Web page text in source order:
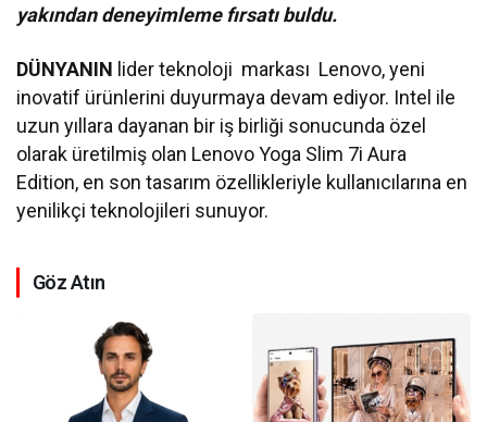
yakından deneyimleme fırsatı buldu.
DÜNYANIN lider teknoloji markası Lenovo, yeni
inovatif ürünlerini duyurmaya devam ediyor. Intel ile
uzun yıllara dayanan bir iş birliği sonucunda özel
olarak üretilmiş olan Lenovo Yoga Slim 7i Aura
Edition, en son tasarım özellikleriyle kullanıcılarına en
yenilikçi teknolojileri sunuyor.
Göz Atın